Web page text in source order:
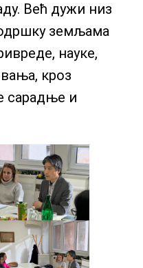
Већ дужи низ
земљама
науке,
кроз
сарадње и